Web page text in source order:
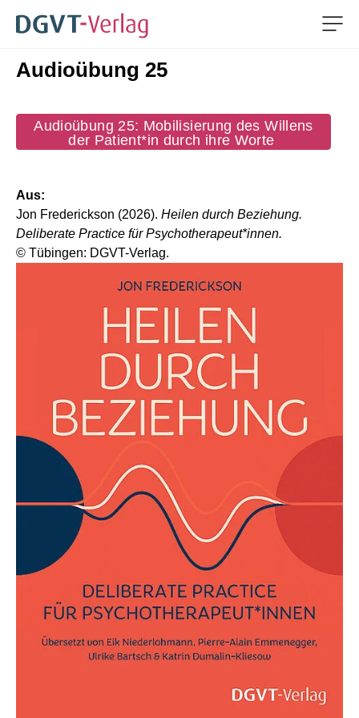
ZUM HAUPTINHALT SPRINGEN
Audioübung 25
Audioübung 25: Mobilisierung des Willens
der Patient*in durch ihre Worte
Aus:
Jon Frederickson (2026). Heilen durch Beziehung.
Deliberate Practice für Psychotherapeut*innen.
© Tübingen: DGVT-Verlag.